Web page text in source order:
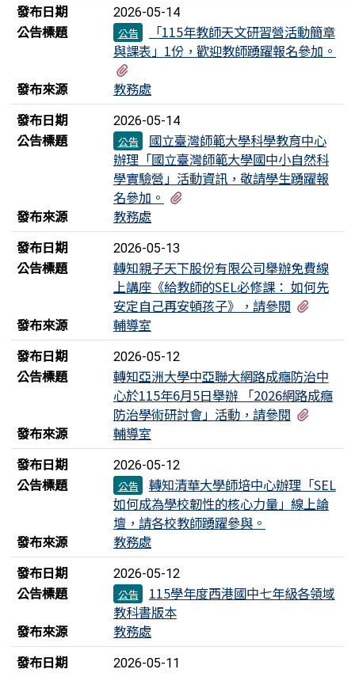
發布日期
2026-05-14
公告標題 公告
「115年教師天文研習營活動簡章
與課表」1份，歡迎教師踴躍報名參加。
發布來源
教務處
發布日期
2026-05-14
公告標題 公告
國立臺灣師範大學科學教育中心
辦理「國立臺灣師範大學國中小自然科
學實驗營」活動資訊，敬請學生踴躍報
名參加。
發布來源
教務處
發布日期
2026-05-13
公告標題
轉知親子天下股份有限公司舉辦免費線
上講座《給教師的SEL必修課： 如何先
安定自己再安頓孩子》，請參閱
發布來源
輔導室
發布日期
2026-05-12
公告標題
轉知亞洲大學中亞聯大網路成癮防治中
心於115年6月5日舉辦 「2026網路成癮
防治學術研討會」活動，請參閱
發布來源
輔導室
發布日期
2026-05-12
公告標題 公告
轉知清華大學師培中心辦理「SEL
如何成為學校韌性的核心力量」線上論
壇，請各校教師踴躍參與。
發布來源
教務處
發布日期
2026-05-12
公告標題 公告
115學年度西港國中七年級各領域
教科書版本
發布來源
教務處
發布日期
2026-05-11